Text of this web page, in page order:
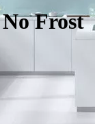
Frost